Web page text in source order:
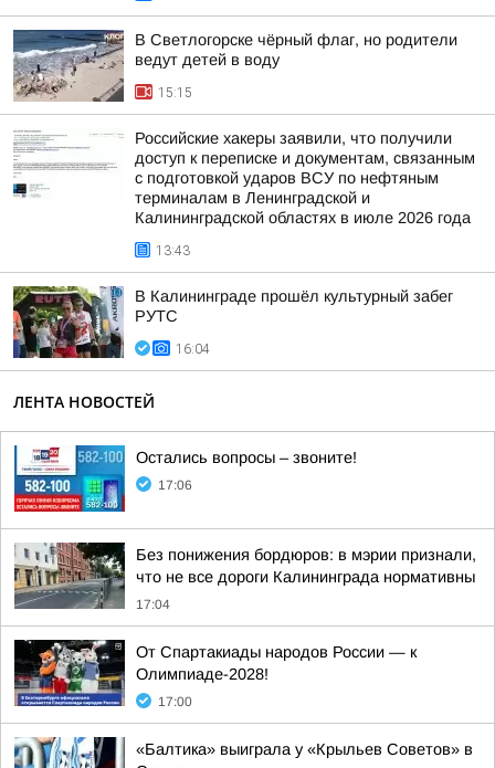
В Светлогорске чёрный флаг, но родители
ведут детей в воду
15:15
Российские хакеры заявили, что получили
доступ к переписке и документам, связанным
с подготовкой ударов ВСУ по нефтяным
терминалам в Ленинградской и
Калининградской областях в июле 2026 года
13:43
В Калининграде прошёл культурный забег
РУТС
16:04
ЛЕНТА НОВОСТЕЙ
Остались вопросы – звоните!
17:06
Без понижения бордюров: в мэрии признали,
что не все дороги Калининграда нормативны
17:04
От Спартакиады народов России — к
Олимпиаде-2028!
17:00
«Балтика» выиграла у «Крыльев Советов» в